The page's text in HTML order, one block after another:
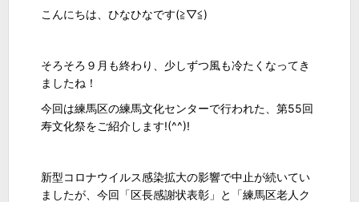
こんにちは、ひなひなです(≧▽≦)
そろそろ９月も終わり、少しずつ風も冷たくなってき
ましたね！
今回は練馬区の練馬文化センターで行われた、第55回
寿文化祭をご紹介します!(^^)!
新型コロナウイルス感染拡大の影響で中止が続いてい
ましたが、今回「区長感謝状表彰」と「練馬区老人ク